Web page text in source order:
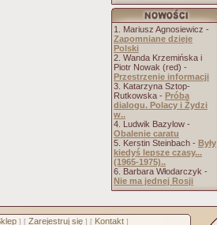
1. Mariusz Agnosiewicz -
Zapomniane dzieje
Polski
2. Wanda Krzemińska i
Piotr Nowak (red) -
Przestrzenie informacji
3. Katarzyna Sztop-
Rutkowska - Próba
dialogu. Polacy i Żydzi
w..
4. Ludwik Bazylow -
Obalenie caratu
5. Kerstin Steinbach - Były
kiedyś lepsze czasy...
(1965-1975)..
6. Barbara Włodarczyk -
Nie ma jednej Rosji
] [ Zarejestruj się] [ Kontakt]